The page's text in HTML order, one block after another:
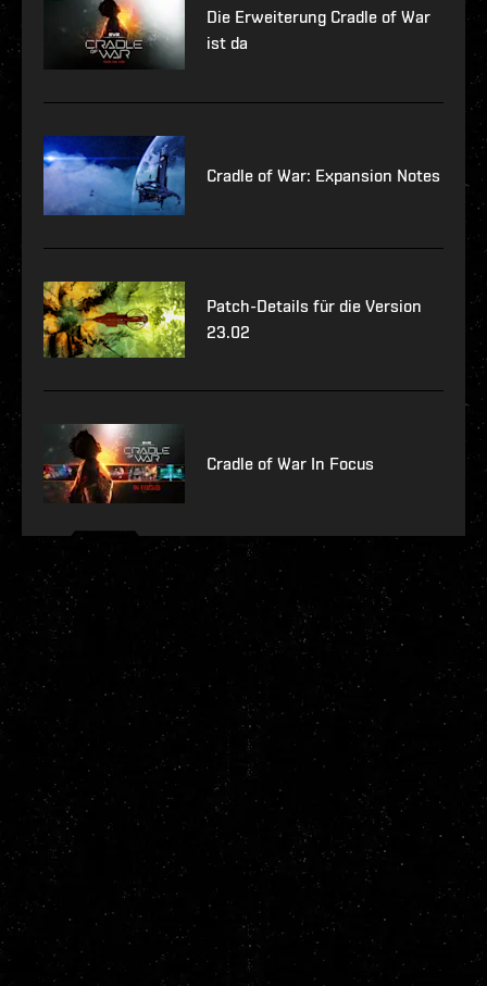
Die Erweiterung Cradle of War
ist da
Cradle of War: Expansion Notes
Patch-Details für die Version
23.02
Cradle of War In Focus